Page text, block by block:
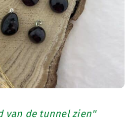
van de tunnel zien''